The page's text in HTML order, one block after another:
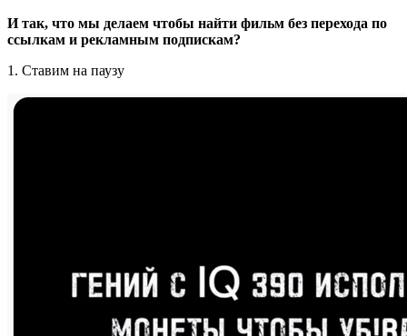
И так, что мы делаем чтобы найти фильм без перехода по
ссылкам и рекламным подпискам?
1. Ставим на паузу